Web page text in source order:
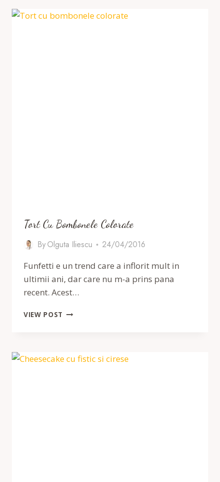
BANANE
Tort Cu Bombonele Colorate
ByOlguta Iliescu
24/04/2016
Funfetti e un trend care a inflorit mult in
ultimii ani, dar care nu m-a prins pana
recent. Acest…
VIEW POST TORT